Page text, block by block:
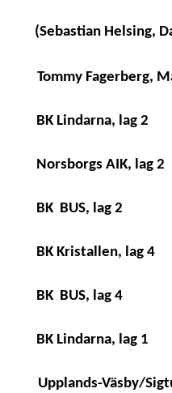
(Sebastian Helsing,
Tommy Fagerberg,
BK Lindarna, lag 2
Norsborgs AIK, lag 2
BK BUS, lag 2
BK Kristallen, lag 4
BK BUS, lag 4
BK Lindarna, lag 1
Upplands-Väsby/